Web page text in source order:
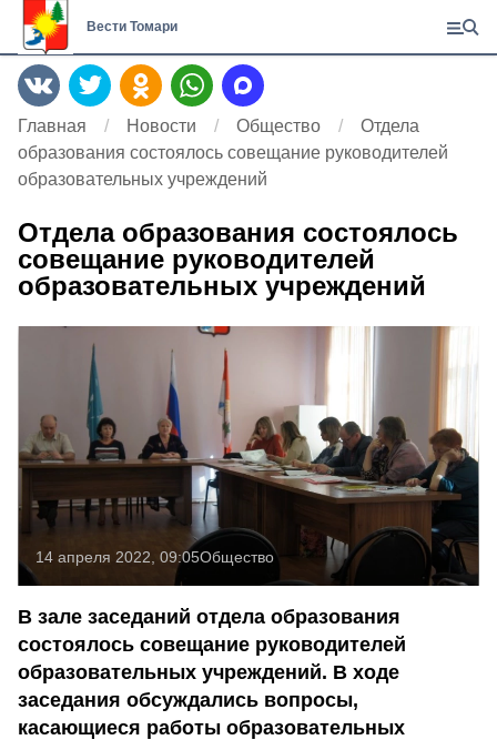
Вести Томари
Главная Новости Общество
Отдела
образования состоялось совещание руководителей
образовательных учреждений
Отдела образования состоялось
совещание руководителей
образовательных учреждений
14 апреля 2022, 09:05Общество
В зале заседаний отдела образования
состоялось совещание руководителей
образовательных учреждений. В ходе
заседания обсуждались вопросы,
касающиеся работы образовательных